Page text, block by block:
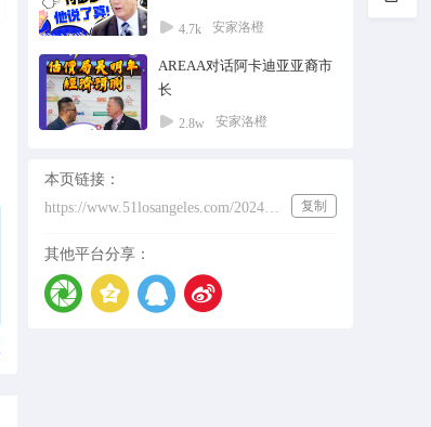
4.7k 安家洛橙
AREAA对话阿卡迪亚亚裔市
长
2.8w 安家洛橙
本页链接：
https://www.51losangeles.com/202431639
复制
其他平台分享：